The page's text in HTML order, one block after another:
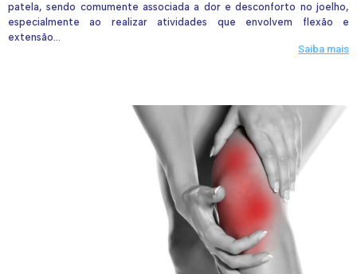
patela, sendo comumente associada a dor e desconforto no joelho,
especialmente ao realizar atividades que envolvem flexão e
extensão...
Saiba mais